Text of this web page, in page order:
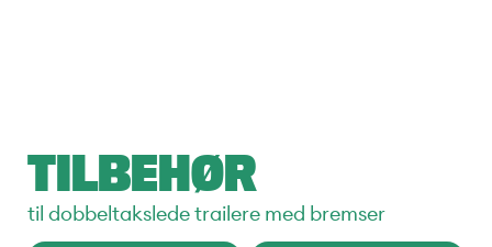
TILBEHØR
til dobbeltakslede trailere med bremser